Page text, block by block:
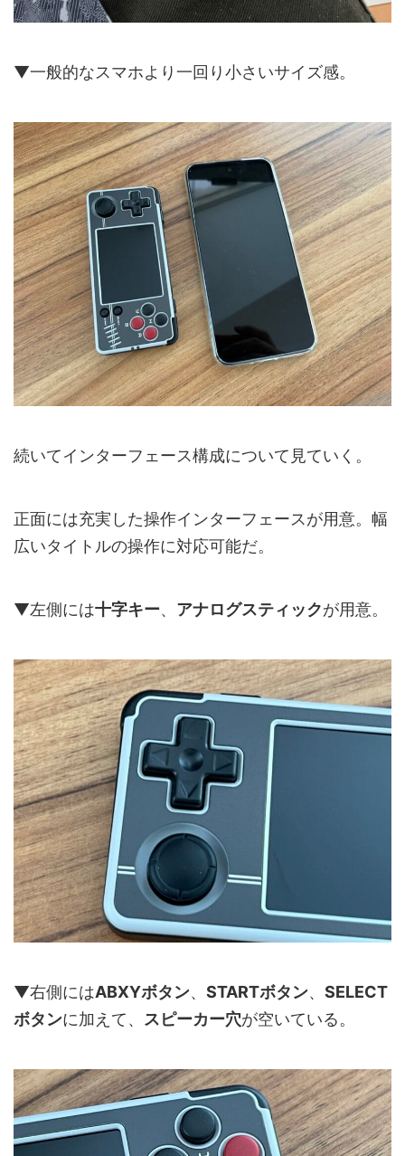
▼一般的なスマホより一回り小さいサイズ感。
続いてインターフェース構成について見ていく。
正面には充実した操作インターフェースが用意。幅
広いタイトルの操作に対応可能だ。
▼左側には十字キー、 アナログスティックが用意。
▼右側にはABXYボタン、 STARTボタン、 SELECT
ボタンに加えて、 スピーカー穴が空いている。